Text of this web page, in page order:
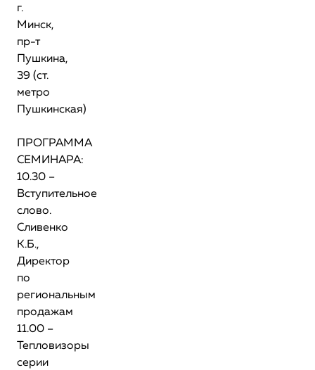
г.
Минск,
пр-т
Пушкина,
39 (ст.
метро
Пушкинская)
ПРОГРАММА
СЕМИНАРА:
10.30 –
Вступительное
слово.
Сливенко
К.Б.,
Директор
по
региональным
продажам
11.00 –
Тепловизоры
серии